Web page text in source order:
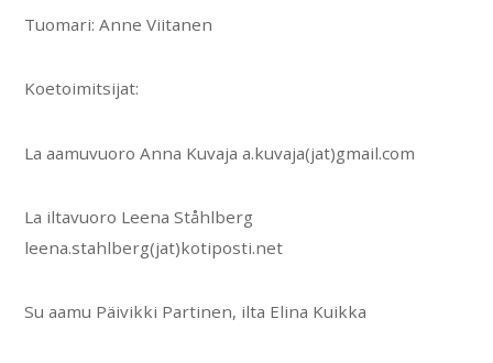
Tuomari: Anne Viitanen
Koetoimitsijat:
La aamuvuoro Anna Kuvaja a.kuvaja(jat)gmail.com
La iltavuoro Leena Ståhlberg
leena.stahlberg(jat)kotiposti.net
Su aamu Päivikki Partinen, ilta Elina Kuikka